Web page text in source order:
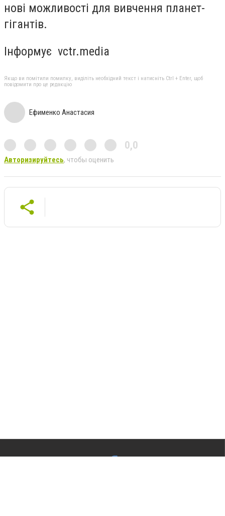
нові можливості для вивчення планет-
гігантів.
Інформує vctr.media
Якщо ви помітили помилку, виділіть необхідний текст і натисніть Ctrl + Enter, щоб
повідомити про це редакцію
Ефименко Анастасия
0,0
Авторизируйтесь, чтобы оценить